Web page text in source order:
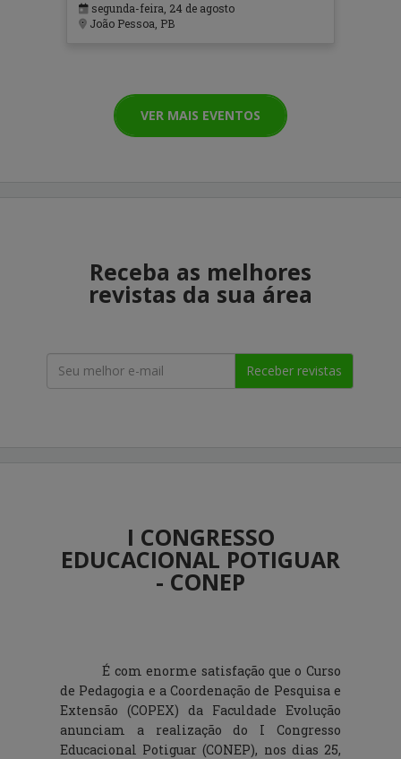
segunda-feira, 24 de agosto
João Pessoa, PB
VER MAIS EVENTOS
Receba as melhores
revistas da sua área
Receber revistas
I CONGRESSO
EDUCACIONAL POTIGUAR
- CONEP
É com enorme satisfação que o Curso
de Pedagogia e a Coordenação de Pesquisa e
Extensão (COPEX) da Faculdade Evolução
anunciam a realização do I Congresso
Educacional Potiguar (CONEP), nos dias 25,